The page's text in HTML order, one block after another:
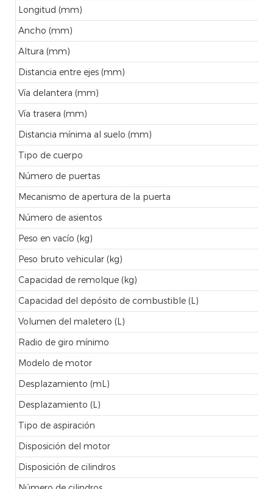
Longitud (mm)
Ancho (mm)
Altura (mm)
Distancia entre ejes (mm)
Vía delantera (mm)
Vía trasera (mm)
Distancia mínima al suelo (mm)
Tipo de cuerpo
Número de puertas
Mecanismo de apertura de la puerta
Número de asientos
Peso en vacío (kg)
Peso bruto vehicular (kg)
Capacidad de remolque (kg)
Capacidad del depósito de combustible (L)
Volumen del maletero (L)
Radio de giro mínimo
Modelo de motor
Desplazamiento (mL)
Desplazamiento (L)
Tipo de aspiración
Disposición del motor
Disposición de cilindros